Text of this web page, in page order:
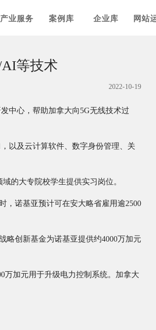
产业服务 案例库 企业库 网站
等技术
2022-10-19
中心，帮助加拿大向5G无线技术过
以及云计算软件、数字身份管理、关
的大专院校学生提供实习岗位。
，诺基亚预计可在安大略省雇用逾2500
略创新基金为诺基亚提供约4000万加元
万加元用于升级电力控制系统。加拿大